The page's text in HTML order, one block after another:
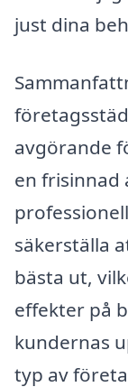
just dina
avgörande
en frisinnad
säkerställa
bästa ut,
effekter på
kundernas
typ av